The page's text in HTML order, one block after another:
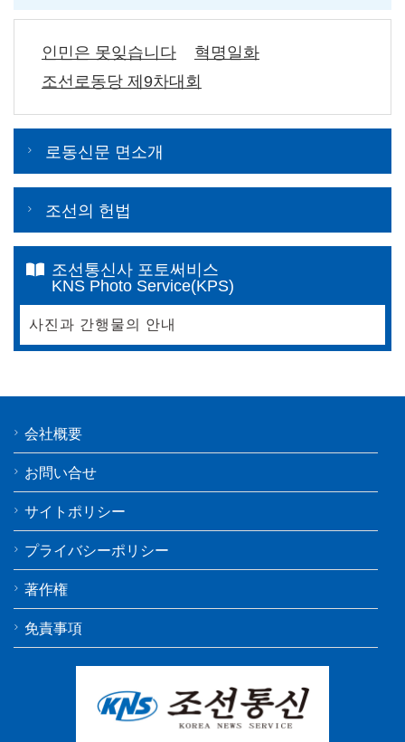
인민은 못잊습니다
혁명일화
조선로동당 제9차대회
로동신문 면소개
조선의 헌법
조선통신사 포토써비스
KNS Photo Service(KPS)
사진과 간행물의 안내
会社概要
お問い合せ
サイトポリシー
プライバシーポリシー
著作権
免責事項